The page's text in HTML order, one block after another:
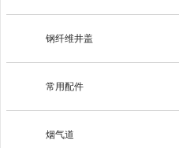
钢纤维井盖
常用配件
烟气道